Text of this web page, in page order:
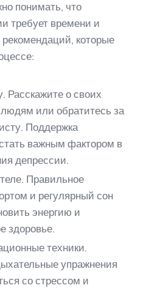
понимать, что
требует времени и
которые
Расскажите о своих
или обратитесь за
Поддержка
важным фактором в
депрессии.
Правильное
и регулярный сон
энергию и
здоровье.
техники.
упражнения
со стрессом и